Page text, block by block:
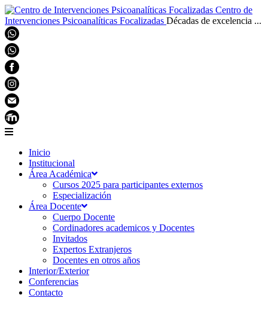
Centro de
Intervenciones Psicoanalíticas Focalizadas Décadas de excelencia ...
Inicio
Institucional
Área Académica
Cursos 2025 para participantes externos
Especialización
Área Docente
Cuerpo Docente
Cordinadores academicos y Docentes
Invitados
Expertos Extranjeros
Docentes en otros años
Interior/Exterior
Conferencias
Contacto